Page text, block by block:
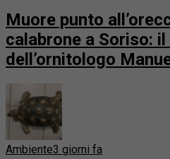
Muore punto
calabrone a Soriso:
dell’ornitologo
Ambiente3 giorni fa